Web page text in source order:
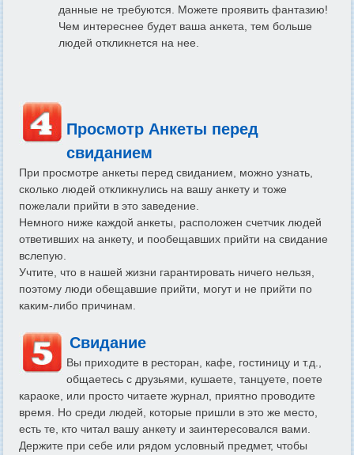
данные не требуются. Можете проявить фантазию!
Чем интереснее будет ваша анкета, тем больше
людей откликнется на нее.
Просмотр Анкеты перед
свиданием
При просмотре анкеты перед свиданием, можно узнать,
сколько людей откликнулись на вашу анкету и тоже
пожелали прийти в это заведение.
Немного ниже каждой анкеты, расположен счетчик людей
ответивших на анкету, и пообещавших прийти на свидание
вслепую.
Учтите, что в нашей жизни гарантировать ничего нельзя,
поэтому люди обещавшие прийти, могут и не прийти по
каким-либо причинам.
Свидание
Вы приходите в ресторан, кафе, гостиницу и т.д.,
общаетесь с друзьями, кушаете, танцуете, поете
караоке, или просто читаете журнал, приятно проводите
время. Но среди людей, которые пришли в это же место,
есть те, кто читал вашу анкету и заинтересовался вами.
Держите при себе или рядом условный предмет, чтобы